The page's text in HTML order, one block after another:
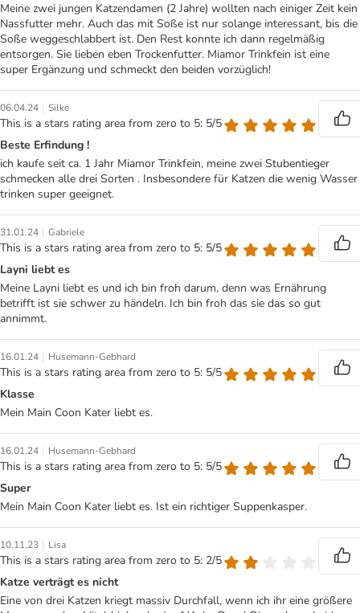
Meine zwei jungen Katzendamen (2 Jahre) wollten nach einiger Zeit kein
Nassfutter mehr. Auch das mit Soße ist nur solange interessant, bis die
Soße weggeschlabbert ist. Den Rest konnte ich dann regelmäßig
entsorgen. Sie lieben eben Trockenfutter. Miamor Trinkfein ist eine
super Ergänzung und schmeckt den beiden vorzüglich!
06.04.24 | Silke
This is a stars rating area from zero to 5: 5/5
Beste Erfindung !
ich kaufe seit ca. 1 Jahr Miamor Trinkfein, meine zwei Stubentieger
schmecken alle drei Sorten . Insbesondere für Katzen die wenig Wasser
trinken super geeignet.
31.01.24 | Gabriele
This is a stars rating area from zero to 5: 5/5
Layni liebt es
Meine Layni liebt es und ich bin froh darum, denn was Ernährung
betrifft ist sie schwer zu händeln. Ich bin froh das sie das so gut
annimmt.
16.01.24 | Husemann-Gebhard
This is a stars rating area from zero to 5: 5/5
Klasse
Mein Main Coon Kater liebt es.
16.01.24 | Husemann-Gebhard
This is a stars rating area from zero to 5: 5/5
Super
Mein Main Coon Kater liebt es. Ist ein richtiger Suppenkasper.
10.11.23 | Lisa
This is a stars rating area from zero to 5: 2/5
Katze verträgt es nicht
Eine von drei Katzen kriegt massiv Durchfall, wenn ich ihr eine größere